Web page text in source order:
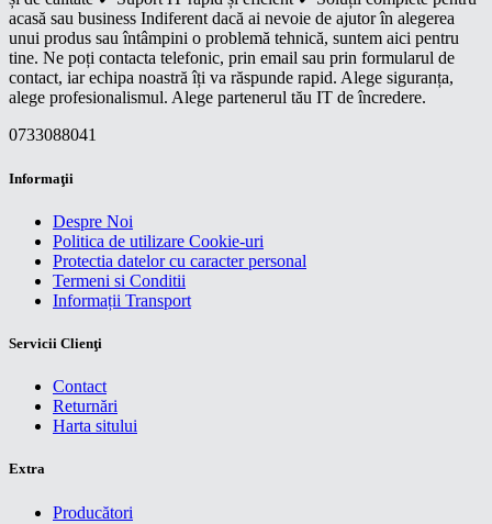
acasă sau business Indiferent dacă ai nevoie de ajutor în alegerea
unui produs sau întâmpini o problemă tehnică, suntem aici pentru
tine. Ne poți contacta telefonic, prin email sau prin formularul de
contact, iar echipa noastră îți va răspunde rapid. Alege siguranța,
alege profesionalismul. Alege partenerul tău IT de încredere.
0733088041
Informaţii
Despre Noi
Politica de utilizare Cookie-uri
Protectia datelor cu caracter personal
Termeni si Conditii
Informații Transport
Servicii Clienţi
Contact
Returnări
Harta sitului
Extra
Producători